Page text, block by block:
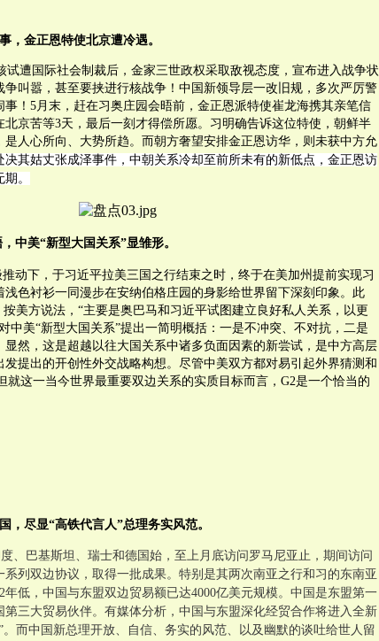
，金正恩特使北京遭冷遇。
遭国际社会制裁后，金家三世政权采取敌视态度，宣布进入战争状
叫嚣，甚至要挟进行核战争！中国新领导层一改旧规，多次严厉警
！5月末，赶在习奥庄园会晤前，金正恩派特使崔龙海携其亲笔信
京苦等3天，最后一刻才得偿所愿。习明确告诉这位特使，朝鲜半
是人心所向、大势所趋。而朝方奢望安排金正恩访华，则未获中方允
决其姑丈张成泽事件，中朝关系冷却至前所未有的新低点，金正恩访
。
中美“新型大国关系”显雏形。
动下，于习近平拉美三国之行结束之时，终于在美加州提前实现习
色衬衫一同漫步在安纳伯格庄园的身影给世界留下深刻印象。此
按美方说法，“主要是奥巴马和习近平试图建立良好私人关系，以更
中美“新型大国关系”提出一简明概括：一是不冲突、不对抗，二是
然，这是超越以往大国关系中诸多负面因素的新尝试，是中方高层
提出的开创性外交战略构想。尽管中美双方都对易引起外界猜测和
就这一当今世界最重要双边关系的实质目标而言，G2是一个恰当的
，尽显“高铁代言人”总理务实风范。
、巴基斯坦、瑞士和德国始，至上月底访问罗马尼亚止，期间访问
列双边协议， 取得一批成果。特别是其两次南亚之行和习的东南亚
年低，中国与东盟双边贸易额已达4000亿美元规模。 中国是东盟第一
三大贸易伙伴。 有媒体分析， 中国与东盟深化经贸合作将进入全新
。而中国新总理开放、自信、务实的风范、以及 幽默的谈吐给世人留